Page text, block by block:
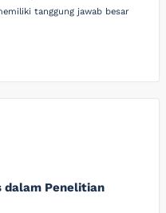
tanggung jawab besar
dalam Penelitian